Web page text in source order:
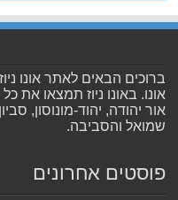
ברוכים הבאים לאתר אונו
אונו. באונו ניוז תמצאו את
אור יהודה, יהוד-מונוסון,
שמואל והסביבה.
פוסטים אחרונים